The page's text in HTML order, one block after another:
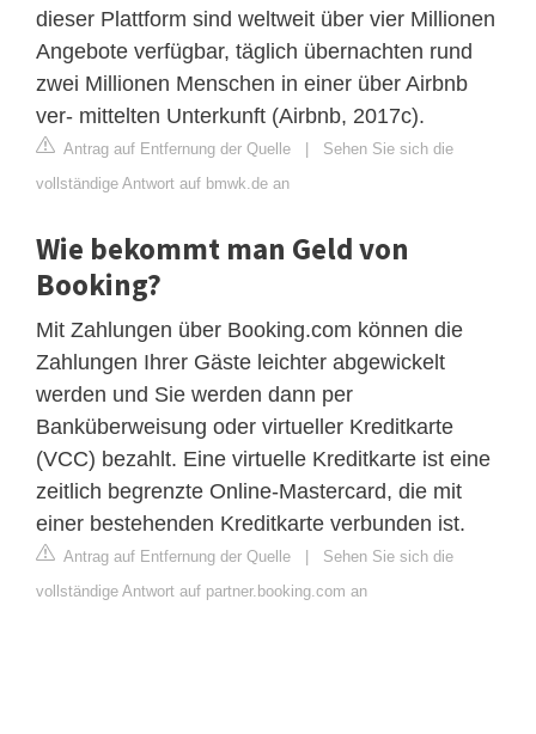
dieser Plattform sind weltweit über vier Millionen
Angebote verfügbar, täglich übernachten rund
zwei Millionen Menschen in einer über Airbnb
ver- mittelten Unterkunft (Airbnb, 2017c).
Antrag auf Entfernung der Quelle | Sehen Sie sich die
vollständige Antwort auf bmwk.de an
Wie bekommt man Geld von
Booking?
Mit Zahlungen über Booking.com können die
Zahlungen Ihrer Gäste leichter abgewickelt
werden und Sie werden dann per
Banküberweisung oder virtueller Kreditkarte
(VCC) bezahlt. Eine virtuelle Kreditkarte ist eine
zeitlich begrenzte Online-Mastercard, die mit
einer bestehenden Kreditkarte verbunden ist.
Antrag auf Entfernung der Quelle | Sehen Sie sich die
vollständige Antwort auf partner.booking.com an